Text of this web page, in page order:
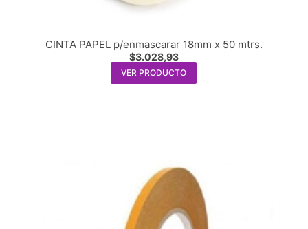
CINTA PAPEL p/enmascarar 18mm x 50 mtrs.
$3.028,93
VER PRODUCTO